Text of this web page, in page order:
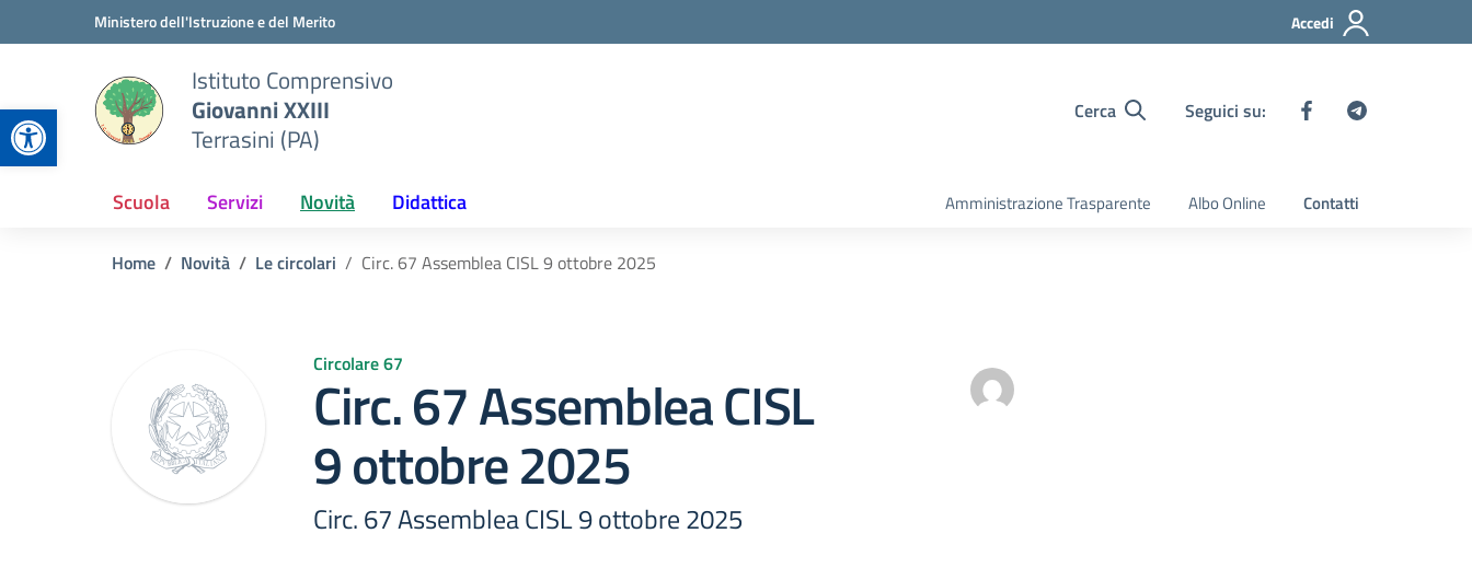
Apri la barra degli strumenti
Vai ai contenuti
Vai al menu di navigazioneMinistero dell'Istruzione e del Merito Accedi
Istituto Comprensivo
Giovanni XXIII
Terrasini (PA)
Cerca Seguici su:
Scuola Servizi Novità Didattica Amministrazione Trasparente Albo Online Contatti
Home Novità Le circolari Circ. 67 Assemblea CISL 9 ottobre 2025
Circolare 67
Circ. 67 Assemblea CISL
9 ottobre 2025
Circ. 67 Assemblea CISL 9 ottobre 2025